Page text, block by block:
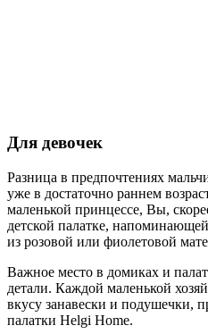
Для девочек
Разница в предпочтениях
уже в достаточно раннем
маленькой принцессе, Вы,
детской палатке,
из розовой или фиолетовой
Важное место в домиках и
детали. Каждой маленькой
вкусу занавески и подушечки,
палатки Helgi Home.